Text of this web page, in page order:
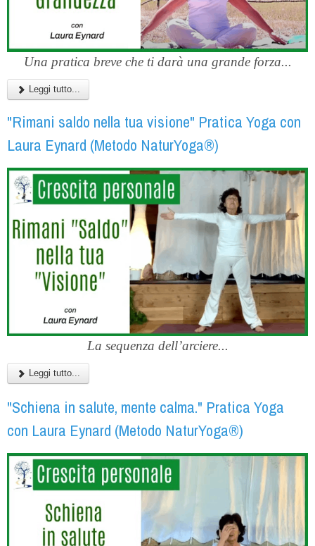
Una pratica breve che ti darà una grande forza...
Leggi tutto...
"Rimani saldo nella tua visione" Pratica Yoga con
Laura Eynard (Metodo NaturYoga®)
La sequenza dell’arciere...
Leggi tutto...
"Schiena in salute, mente calma." Pratica Yoga
con Laura Eynard (Metodo NaturYoga®)